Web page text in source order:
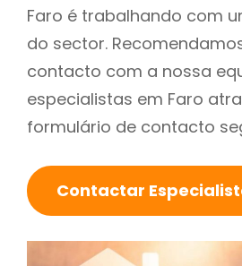
Faro é trabalhando com
do sector.
contacto com a nossa
especialistas em Faro
formulário de contacto
Contactar